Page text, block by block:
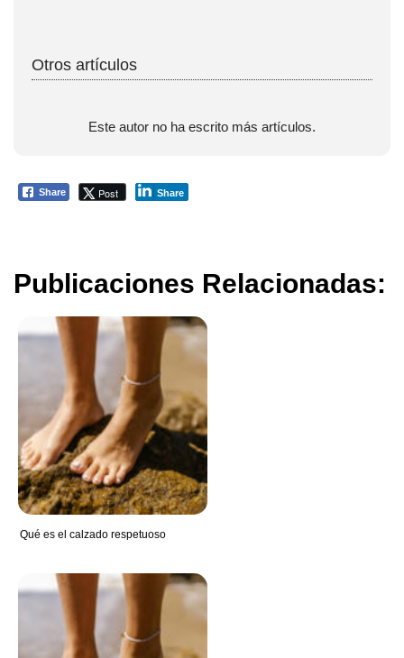
Otros artículos
Este autor no ha escrito más artículos.
Share Post Share
Publicaciones Relacionadas:
Qué es el calzado respetuoso